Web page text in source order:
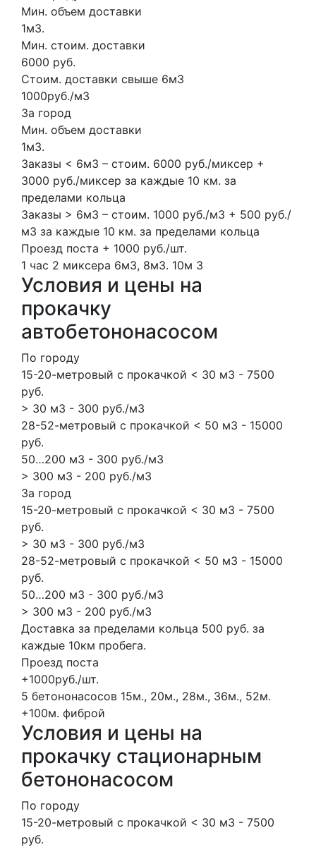
Мин. объем доставки
1м3.
Мин. стоим. доставки
6000 руб.
Стоим. доставки свыше 6м3
1000руб./м3
За город
Мин. объем доставки
1м3.
Заказы < 6м3 – стоим. 6000 руб./миксер +
3000 руб./миксер за каждые 10 км. за
пределами кольца
Заказы > 6м3 – стоим. 1000 руб./м3 + 500 руб./
м3 за каждые 10 км. за пределами кольца
Проезд поста + 1000 руб./шт.
1 час 2 миксера 6м3, 8м3. 10м 3
Условия и цены на
прокачку
автобетононасосом
По городу
15-20-метровый с прокачкой < 30 м3 - 7500
руб.
> 30 м3 - 300 руб./м3
28-52-метровый с прокачкой < 50 м3 - 15000
руб.
50…200 м3 - 300 руб./м3
> 300 м3 - 200 руб./м3
За город
15-20-метровый с прокачкой < 30 м3 - 7500
руб.
> 30 м3 - 300 руб./м3
28-52-метровый с прокачкой < 50 м3 - 15000
руб.
50…200 м3 - 300 руб./м3
> 300 м3 - 200 руб./м3
Доставка за пределами кольца 500 руб. за
каждые 10км пробега.
Проезд поста
+1000руб./шт.
5 бетононасосов 15м., 20м., 28м., 36м., 52м.
+100м. фиброй
Условия и цены на
прокачку стационарным
бетононасосом
По городу
15-20-метровый с прокачкой < 30 м3 - 7500
руб.